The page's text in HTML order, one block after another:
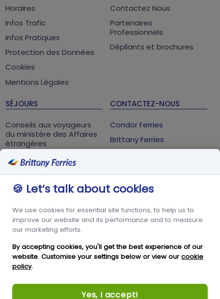
Horaires
Infos Trafic
Infos Pratiques
Protection des Données
Cookies
Mentions Légales
Contactez Nous
Partenaires
Professionnels
Dépliants et brochures
SÉJOURS
Conseils aux voyageurs
du ministère des Affaires
étrangères
CONTACTEZ-NOUS
Condor Ferries
Brittany Ferries
Métis
Guernsey
35435
RÉSEAUX SOCIAUX
🍪 Let’s talk about cookies
We use cookies for essential site functions, to help us to
improve our website and its performance and to measure
our marketing efforts.
By accepting cookies, you'll get the best experience of our
website. Customise your settings below or view our cookie
policy.
Yes, I accept!